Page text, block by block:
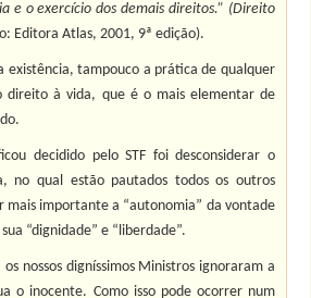
e o exercício dos demais direitos.” (Direito
Editora Atlas, 2001, 9ª edição).
existência, tampouco a prática de qualquer
direito à vida, que é o mais elementar de
decidido pelo STF foi desconsiderar o
no qual estão pautados todos os outros
mais importante a “autonomia” da vontade
“dignidade” e “liberdade”.
nossos digníssimos Ministros ignoraram a
o inocente. Como isso pode ocorrer num